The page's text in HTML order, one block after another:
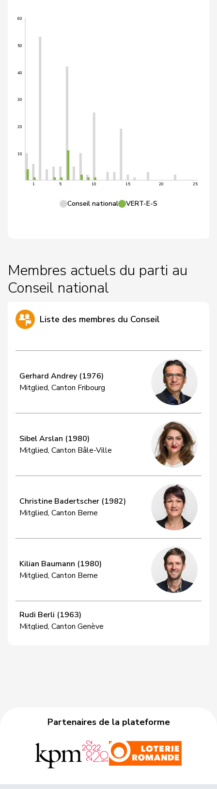
10
20
30
40
50
60
1 5 10 15 20 25
Conseil national VERT-E-S
Membres actuels du parti au
Conseil national
Liste des membres du Conseil
Gerhard Andrey (1976)
Mitglied, Canton Fribourg
Sibel Arslan (1980)
Mitglied, Canton Bâle-Ville
Christine Badertscher (1982)
Mitglied, Canton Berne
Kilian Baumann (1980)
Mitglied, Canton Berne
Rudi Berli (1963)
Mitglied, Canton Genève
Clarence Chollet (1984)
Mitglied, Canton Neuchâtel
Christophe Clivaz (1969)
Mitglied, Canton Valais
Partenaires de la plateforme